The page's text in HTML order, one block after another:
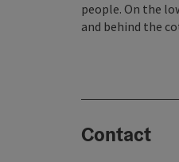
people. On the
and behind the
Contact